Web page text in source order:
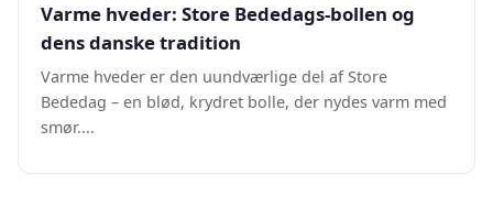
Varme hveder: Store Bededags-bollen og
dens danske tradition
Varme hveder er den uundværlige del af Store
Bededag – en blød, krydret bolle, der nydes varm med
smør....